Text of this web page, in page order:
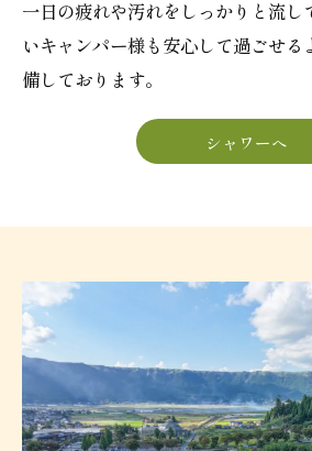
一日の疲れや汚れをしっかりと流し
いキャンパー様も安心して過ごせ
備しております。
シャワーへ